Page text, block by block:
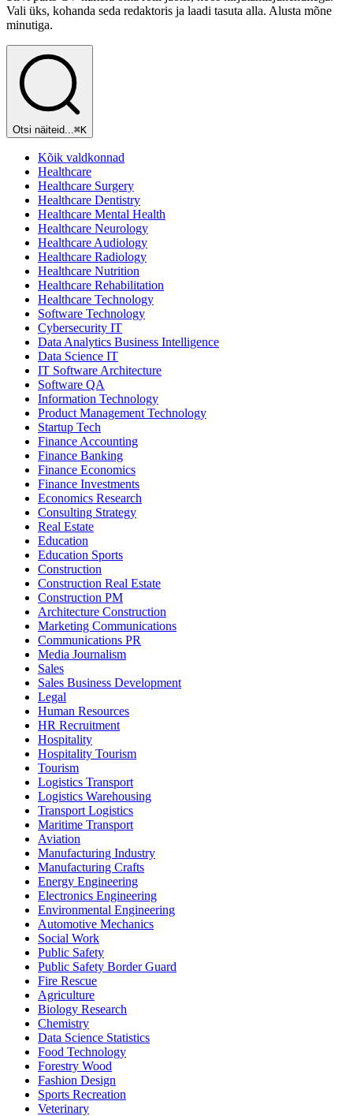
Vali üks, kohanda seda redaktoris ja laadi tasuta alla. Alusta mõne
minutiga.
Otsi näiteid... ⌘K
Kõik valdkonnad
Healthcare
Healthcare Surgery
Healthcare Dentistry
Healthcare Mental Health
Healthcare Neurology
Healthcare Audiology
Healthcare Radiology
Healthcare Nutrition
Healthcare Rehabilitation
Healthcare Technology
Software Technology
Cybersecurity IT
Data Analytics Business Intelligence
Data Science IT
IT Software Architecture
Software QA
Information Technology
Product Management Technology
Startup Tech
Finance Accounting
Finance Banking
Finance Economics
Finance Investments
Economics Research
Consulting Strategy
Real Estate
Education
Education Sports
Construction
Construction Real Estate
Construction PM
Architecture Construction
Marketing Communications
Communications PR
Media Journalism
Sales
Sales Business Development
Legal
Human Resources
HR Recruitment
Hospitality
Hospitality Tourism
Tourism
Logistics Transport
Logistics Warehousing
Transport Logistics
Maritime Transport
Aviation
Manufacturing Industry
Manufacturing Crafts
Energy Engineering
Electronics Engineering
Environmental Engineering
Automotive Mechanics
Social Work
Public Safety
Public Safety Border Guard
Fire Rescue
Agriculture
Biology Research
Chemistry
Data Science Statistics
Food Technology
Forestry Wood
Fashion Design
Sports Recreation
Veterinary